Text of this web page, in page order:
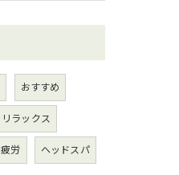
おすすめ
リラックス
疲労 ヘッドスパ